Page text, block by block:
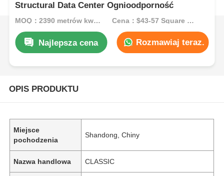
Structural Data Center Ognioodporność
MOQ：2390 metrów kwadratowych Cena：$43-57 Square Meters
Najlepsza cena Rozmawiaj teraz.
OPIS PRODUKTU
Miejsce
pochodzenia
Shandong, Chiny
Nazwa handlowa CLASSIC